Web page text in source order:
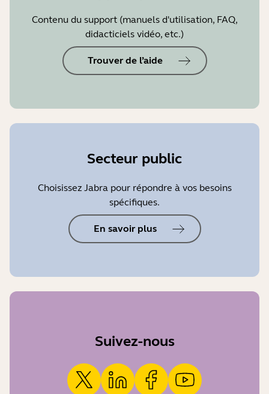
Contenu du support (manuels d'utilisation, FAQ,
didacticiels vidéo, etc.)
Trouver de l’aide
Secteur public
Choisissez Jabra pour répondre à vos besoins
spécifiques.
En savoir plus
Suivez-nous